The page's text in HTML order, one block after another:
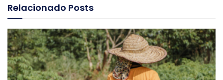
Relacionado Posts